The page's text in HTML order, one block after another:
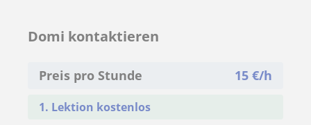
Domi kontaktieren
Preis pro Stunde 15€/h
1. Lektion kostenlos